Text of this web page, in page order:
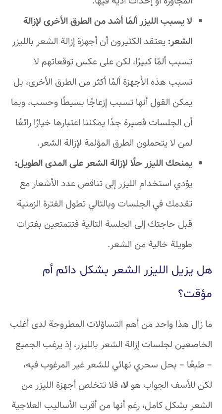
لا يسبب الليزر ألمًا أشد من الطرق الأخرى لإزالة
الشعر: يعتقد الكثيرون أن أجهزة إزالة الشعر بالليزر
تسبب ألمًا كبيرًا، لكن على عكس توقعاتهم لا
تسبب هذه الأجهزة ألمًا أكثر من الطرق الأخرى، بل
يمكن القول أنها تسبب إزعاجًا بسيطًا وحسب، وبما
أن الجلسات قصيرة جدًا يمكننا اعتبارها خيارًا رائعًا
لمن لا يتحملون الطرق المؤلمة لإزالة الشعر.
يمنحك الليزر حلًا لإزالة الشعر على المدى الطويل:
يؤدي استخدام الليزر إلى تناقص عدد الأشعار مع
تقدمك في الجلسات وبالتالي تطول الفترة الزمنية
قبل حاجتك إلى الجلسة التالية فتتمتعين بفترات
طويلة خالية من الشعر.
هل يزيل الليزر الشعر بشكل دائم أم
مؤقت؟
ما زال هذا واحد من أهم التساؤلات المطروحة لدى أغلب
الخاضعين لجلسات إزالة الشعر بالليزر، إذ يرغب الجميع
– طبعًا – بحل سحري نهائي للشعر غير المرغوب فيه،
لكن للأسف الجواب هو لا، فلا تتخلص أجهزة الليزر من
الشعر بشكل كامل، رغم أنها من أقرب الأساليب العلاجية